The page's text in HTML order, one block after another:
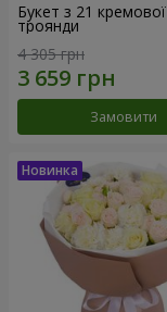
Букет з 21 кремової
троянди
4 305 грн
Замовити